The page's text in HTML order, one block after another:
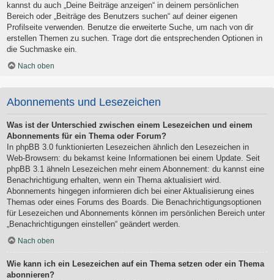
kannst du auch „Deine Beiträge anzeigen“ in deinem persönlichen
Bereich oder „Beiträge des Benutzers suchen“ auf deiner eigenen
Profilseite verwenden. Benutze die erweiterte Suche, um nach von dir
erstellen Themen zu suchen. Trage dort die entsprechenden Optionen in
die Suchmaske ein.
Nach oben
Abonnements und Lesezeichen
Was ist der Unterschied zwischen einem Lesezeichen und einem
Abonnements für ein Thema oder Forum?
In phpBB 3.0 funktionierten Lesezeichen ähnlich den Lesezeichen in
Web-Browsern: du bekamst keine Informationen bei einem Update. Seit
phpBB 3.1 ähneln Lesezeichen mehr einem Abonnement: du kannst eine
Benachrichtigung erhalten, wenn ein Thema aktualisiert wird.
Abonnements hingegen informieren dich bei einer Aktualisierung eines
Themas oder eines Forums des Boards. Die Benachrichtigungsoptionen
für Lesezeichen und Abonnements können im persönlichen Bereich unter
„Benachrichtigungen einstellen“ geändert werden.
Nach oben
Wie kann ich ein Lesezeichen auf ein Thema setzen oder ein Thema
abonnieren?